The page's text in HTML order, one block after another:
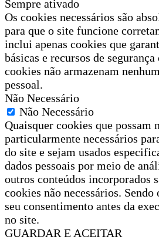
Sempre ativado
Os cookies necessários são
para que o site funcione
inclui apenas cookies que
básicas e recursos de segurança
cookies não armazenam
pessoal.
Não Necessário
Não Necessário
Quaisquer cookies que possam
particularmente necessários
do site e sejam usados
dados pessoais por meio de
outros conteúdos incorporados
cookies não necessários.
seu consentimento antes da
no site.
GUARDAR E ACEITAR